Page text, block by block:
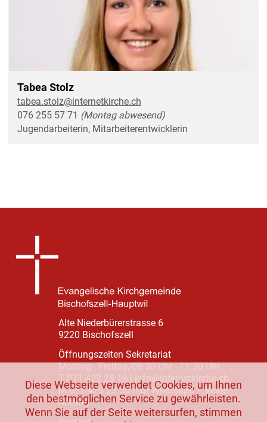
Tabea Stolz
tabea.stolz@internetkirche.ch
076 255 57 71 (Montag abwesend)
Jugendarbeiterin, Mitarbeiterentwicklerin
Diese Webseite verwendet Cookies, um Ihnen
den bestmöglichen Service zu gewährleisten.
Wenn Sie auf der Seite weitersurfen, stimmen
Alte Niederbürerstrasse 6
9220 Bischofszell
Öffnungszeiten Sekretariat
Montag - Freitag, 08:30 Uhr - 11:30 Uhr
T 071 422 28 18
info@internetkirche.ch
M 077 479 23 56 (nur Whatsapp – keine
Anrufe)